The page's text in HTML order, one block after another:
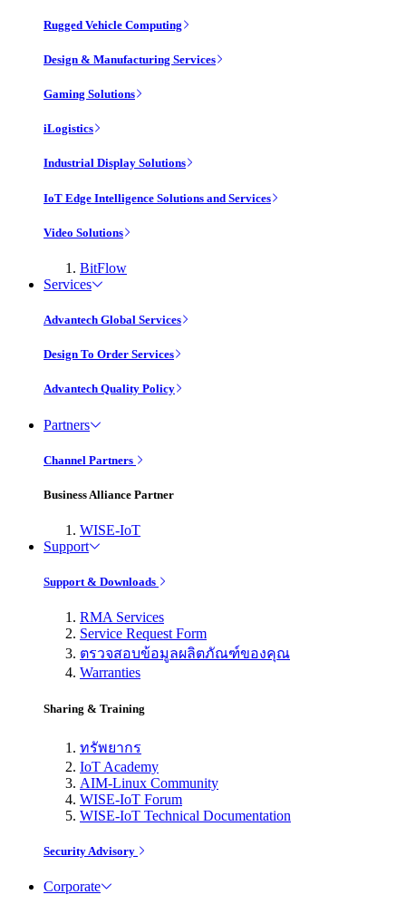
Rugged Vehicle Computing
Design & Manufacturing Services
Gaming Solutions
iLogistics
Industrial Display Solutions
IoT Edge Intelligence Solutions and Services
Video Solutions
BitFlow
Services
Advantech Global Services
Design To Order Services
Advantech Quality Policy
Partners
Channel Partners
Business Alliance Partner
WISE-IoT
Support
Support & Downloads
RMA Services
Service Request Form
ตรวจสอบข้อมูลผลิตภัณฑ์ของคุณ
Warranties
Sharing & Training
ทรัพยากร
IoT Academy
AIM-Linux Community
WISE-IoT Forum
WISE-IoT Technical Documentation
Security Advisory
Corporate